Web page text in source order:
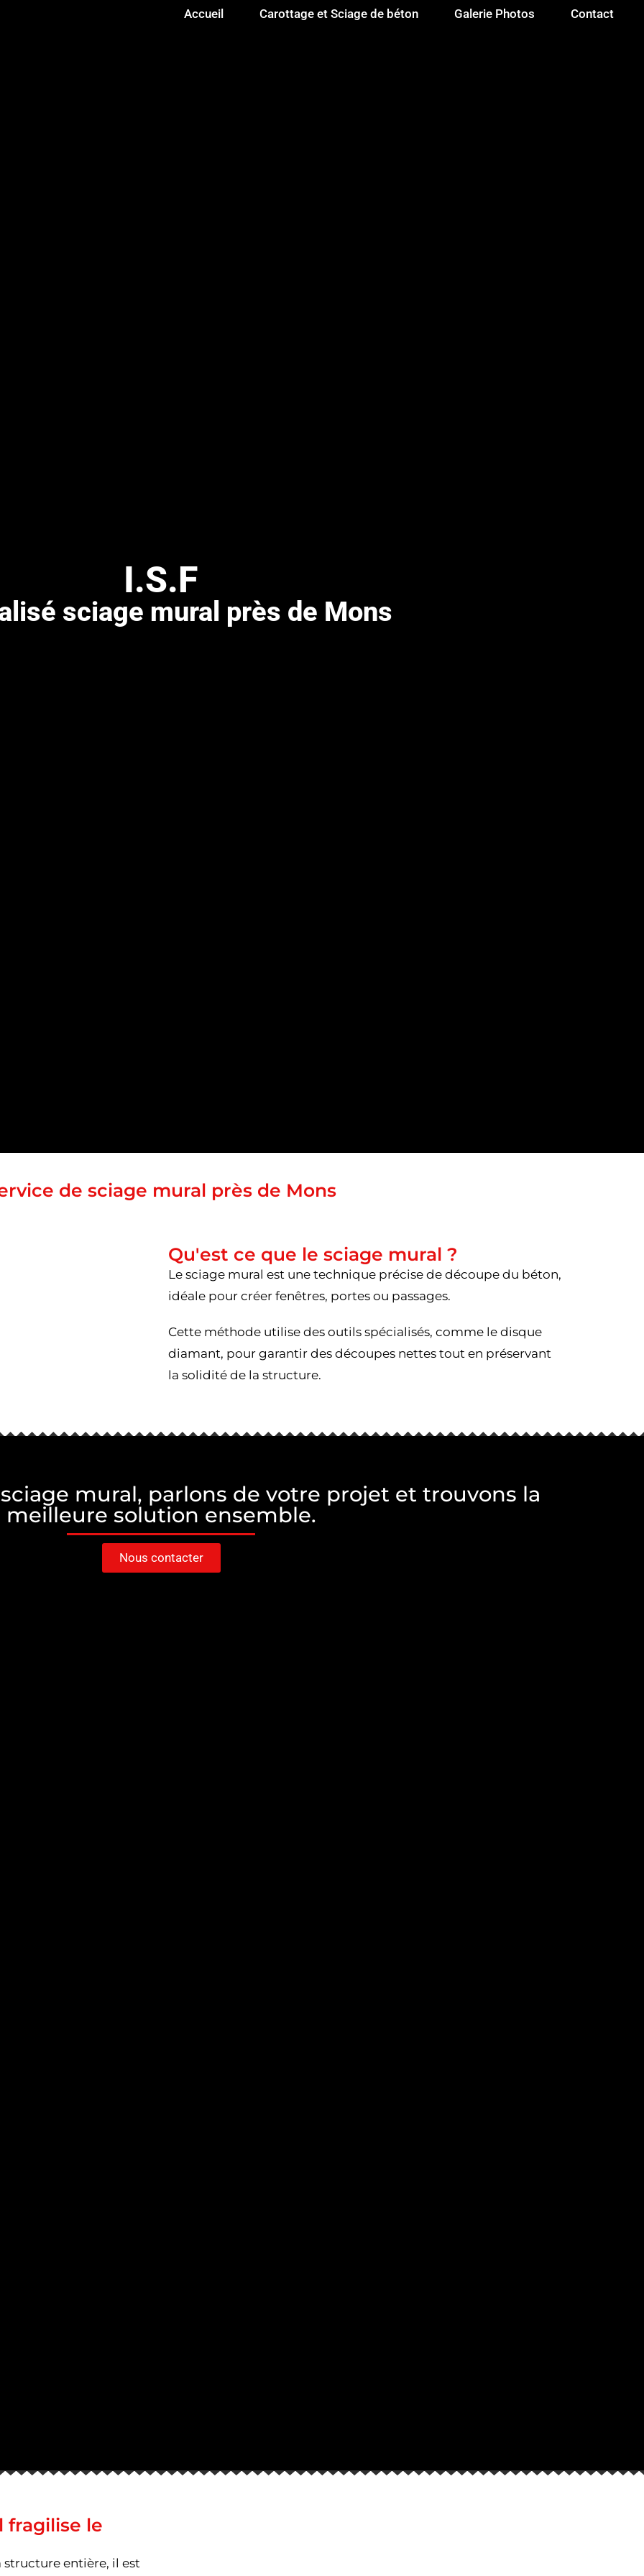
Accueil Carottage et Sciage de béton Galerie Photos Contact
I.S.F
sciage mural près de Mons
de sciage mural près de Mons
Qu'est ce que le sciage mural ?
Le sciage mural est une technique précise de découpe du béton,
idéale pour créer fenêtres, portes ou passages.
Cette méthode utilise des outils spécialisés, comme le disque
diamant, pour garantir des découpes nettes tout en préservant
la solidité de la structure.
mural, parlons de votre projet et trouvons la
meilleure solution ensemble.
Nous contacter
fragilise le
entière, il est